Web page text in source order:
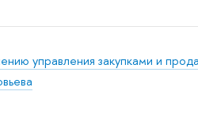
управления закупками и